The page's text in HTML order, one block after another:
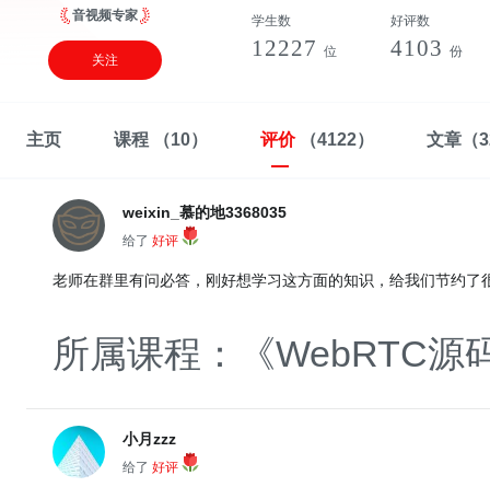
音视频专家
关注
学生数
12227 位
好评数
4103 份
主页 课程 （10） 评价 （4122） 文章 （
weixin_慕的地3368035
给了 好评
老师在群里有问必答，刚好想学习这方面的知识，给我们节约
所属课程：《WebRTC源
小月zzz
给了 好评